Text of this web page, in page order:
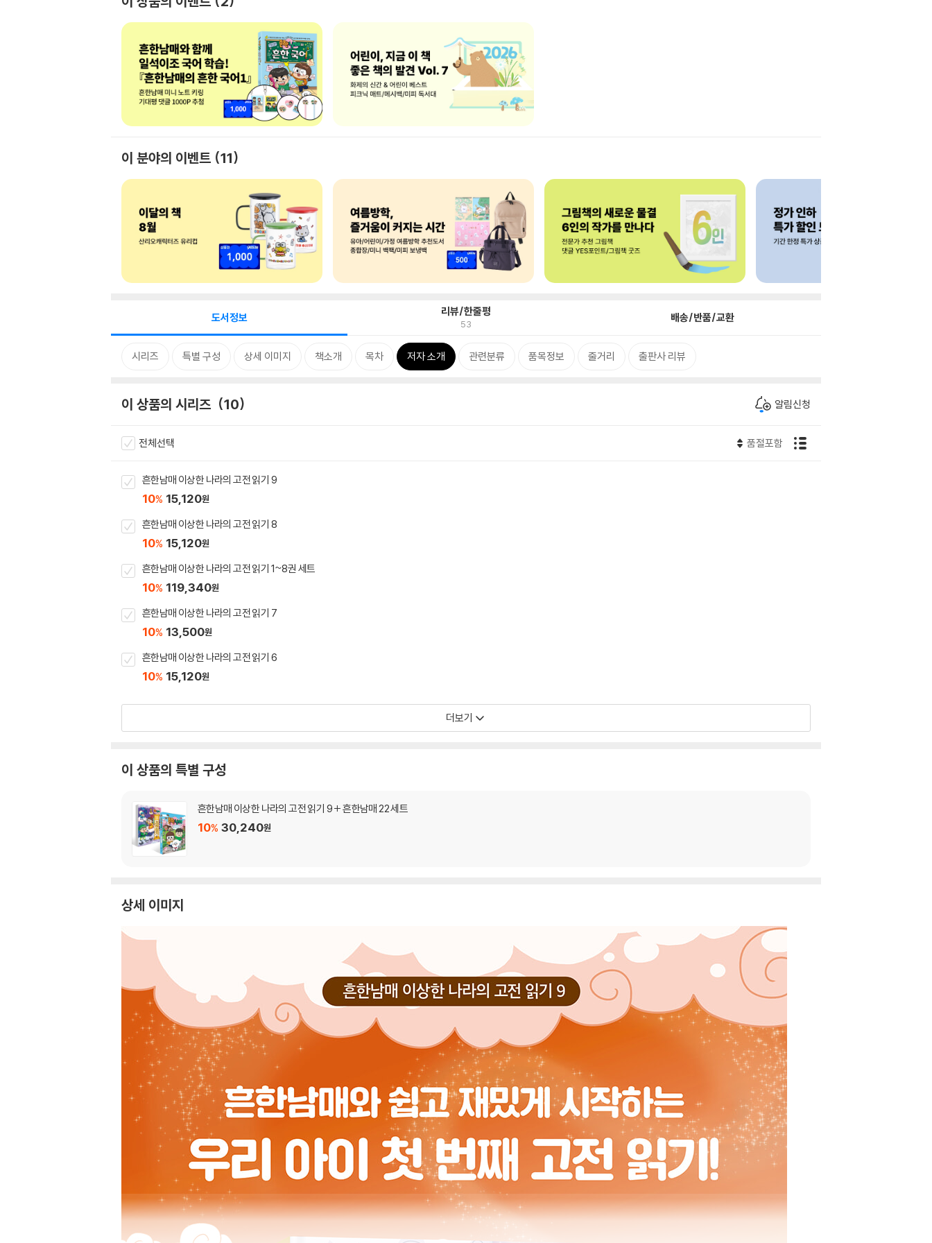
이 분야의 이벤트 11
도서정보 리뷰/한줄평
53 배송/반품/교환
시리즈 특별 구성 상세 이미지 책소개 목차 저자 소개 관련분류 품목정보 줄거리 출판사 리뷰
이 상품의 시리즈 10 알림신청
전체선택 품절포함
흔한남매 이상한 나라의 고전 읽기 9
10% 15,120원
흔한남매 이상한 나라의 고전 읽기 8
10% 15,120원
흔한남매 이상한 나라의 고전 읽기 1~8권 세트
10% 119,340원
흔한남매 이상한 나라의 고전 읽기 7
10% 13,500원
흔한남매 이상한 나라의 고전 읽기 6
10% 15,120원
더보기
이 상품의 특별 구성
흔한남매 이상한 나라의 고전 읽기 9 + 흔한남매 22 세트
10% 30,240원
상세 이미지